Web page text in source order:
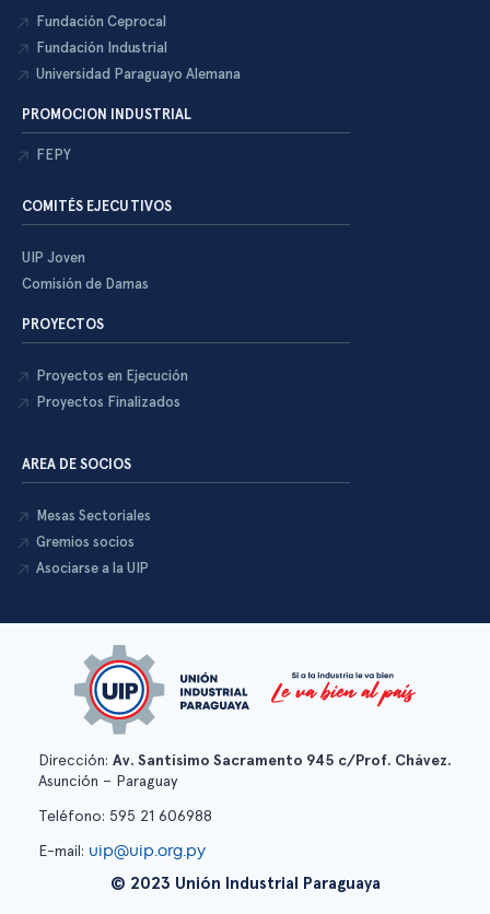
Fundación Ceprocal
Fundación Industrial
Universidad Paraguayo Alemana
PROMOCION INDUSTRIAL
FEPY
COMITÉS EJECUTIVOS
UIP Joven
Comisión de Damas
PROYECTOS
Proyectos en Ejecución
Proyectos Finalizados
AREA DE SOCIOS
Mesas Sectoriales
Gremios socios
Asociarse a la UIP
Dirección: Av. Santísimo Sacramento 945 c/Prof. Chávez.
Asunción – Paraguay
Teléfono: 595 21 606988
E-mail: uip@uip.org.py
© 2023 Unión Industrial Paraguaya